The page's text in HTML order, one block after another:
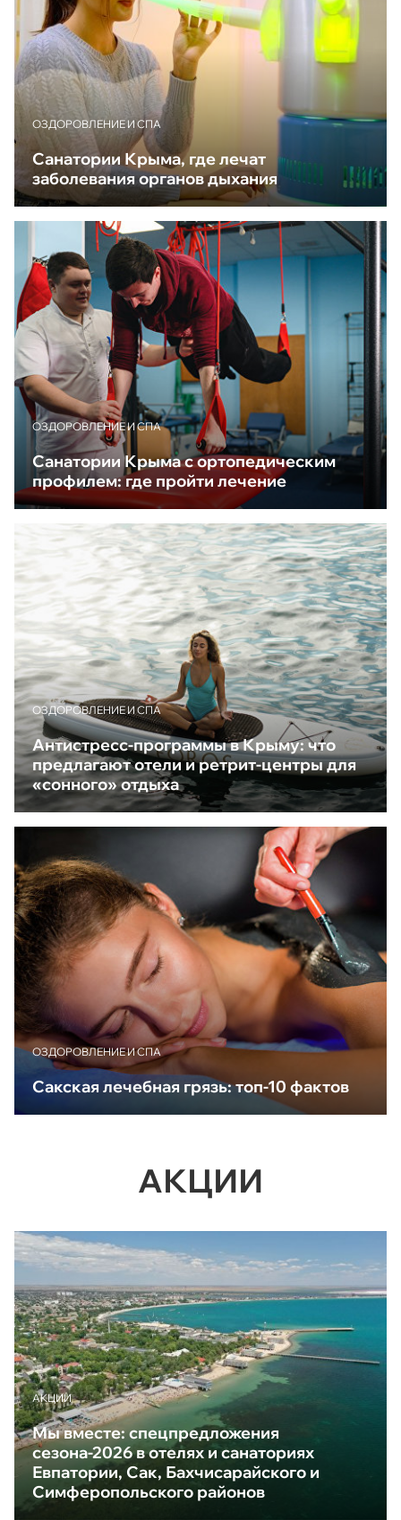
ОЗДОРОВЛЕНИЕ И СПА
Санатории Крыма, где лечат
заболевания органов дыхания
ОЗДОРОВЛЕНИЕ И СПА
Санатории Крыма с ортопедическим
профилем: где пройти лечение
ОЗДОРОВЛЕНИЕ И СПА
Антистресс-программы в Крыму: что
предлагают отели и ретрит-центры для
«сонного» отдыха
ОЗДОРОВЛЕНИЕ И СПА
Сакская лечебная грязь: топ-10 фактов
АКЦИИ
АКЦИИ
Мы вместе: спецпредложения
сезона-2026 в отелях и санаториях
Евпатории, Сак, Бахчисарайского и
Симферопольского районов